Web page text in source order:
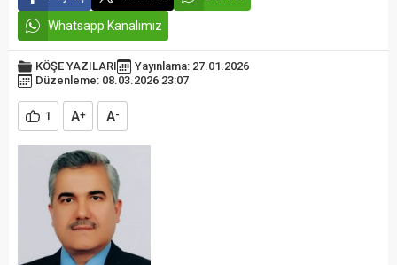
Whatsapp Kanalımız
KÖŞE YAZILARI
Yayınlama: 27.01.2026
Düzenleme: 08.03.2026 23:07
1 A+ A-